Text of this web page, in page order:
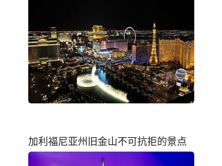
加利福尼亚州旧金山不可抗拒的景点